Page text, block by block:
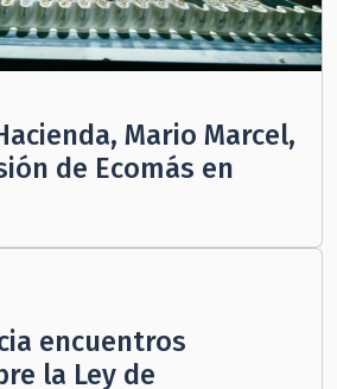
Mario Marcel,
de Ecomás en
encuentros
la Ley de